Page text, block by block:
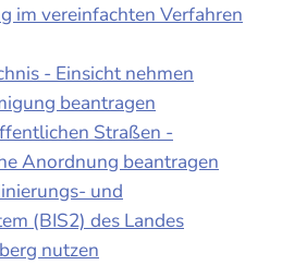
im vereinfachten Verfahren
- Einsicht nehmen
beantragen
Straßen -
Anordnung beantragen
und
(BIS2) des Landes
nutzen